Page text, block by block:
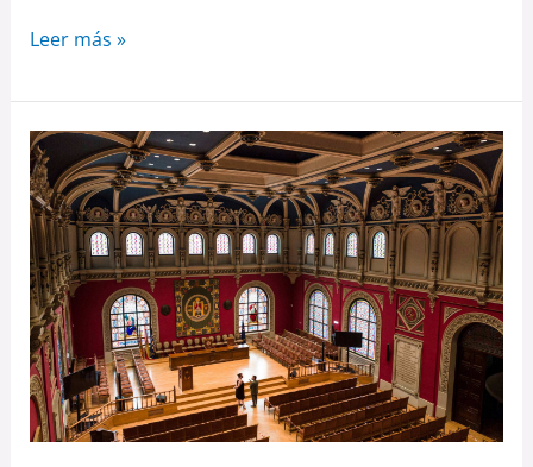
Leer más »
Turismo
científico
por
Zaragoza